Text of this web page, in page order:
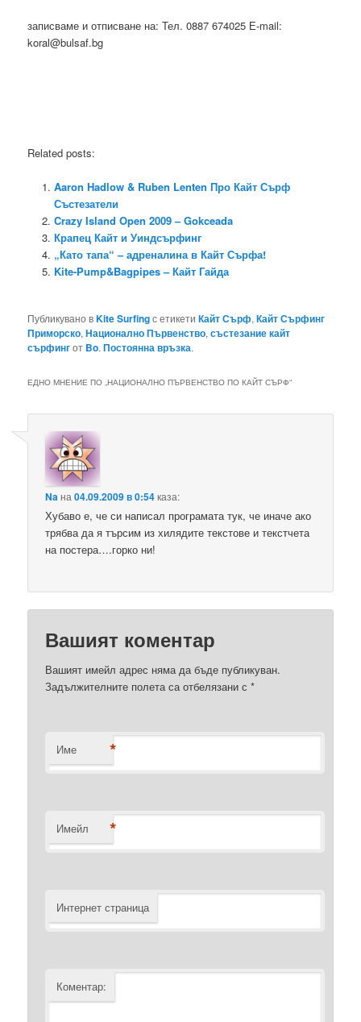
записваме и отписване на: Тел. 0887 674025 Е-mail:
koral@bulsaf.bg
Related posts:
Aaron Hadlow & Ruben Lenten Про Кайт Сърф
Състезатели
Crazy Island Open 2009 – Gokceada
Крапец Кайт и Уиндсърфинг
„Като тапа“ – адреналина в Кайт Сърфа!
Kite-Pump&Bagpipes – Кайт Гайда
Публикувано вKite Surfingс етикетиКайт Сърф,Кайт Сърфинг
Приморско,Национално Първенство,състезание кайт
сърфингот Bo.Постоянна връзка.
ЕДНО МНЕНИЕ ПО „НАЦИОНАЛНО ПЪРВЕНСТВО ПО КАЙТ СЪРФ“
Naна04.09.2009 в 0:54каза:
Хубаво е, че си написал програмата тук, че иначе ако
трябва да я търсим из хилядите текстове и текстчета
на постера….горко ни!
Вашият коментар
Вашият имейл адрес няма да бъде публикуван.
Задължителните полета са отбелязани с*
Име *
Имейл *
Интернет страница
Коментар: